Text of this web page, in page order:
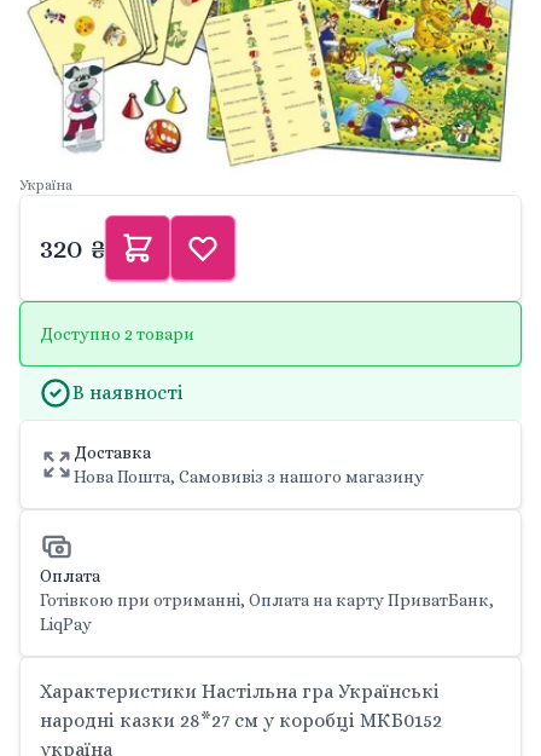
Україна
320 ₴
Доступно 2 товари
В наявності
Доставка
Нова Пошта, Самовивіз з нашого магазину
Оплата
Готівкою при отриманні, Оплата на карту ПриватБанк,
LiqPay
Характеристики Настільна гра Українські
народні казки 28*27 см у коробці МКБ0152
україна